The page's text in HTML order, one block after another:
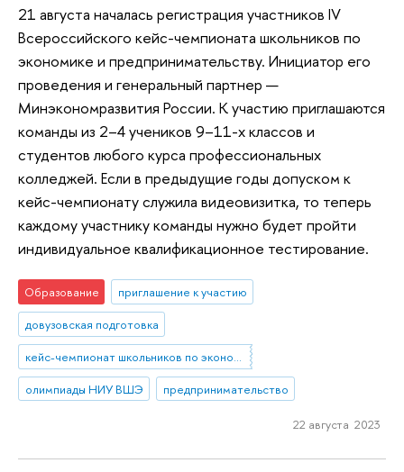
21 августа началась регистрация участников IV
Всероссийского кейс-чемпионата школьников по
экономике и предпринимательству. Инициатор его
проведения и генеральный партнер —
Минэкономразвития России. К участию приглашаются
команды из 2–4 учеников 9–11-х классов и
студентов любого курса профессиональных
колледжей. Если в предыдущие годы допуском к
кейс-чемпионату служила видеовизитка, то теперь
каждому участнику команды нужно будет пройти
индивидуальное квалификационное тестирование.
Образование
приглашение к участию
довузовская подготовка
кейс-чемпионат школьников по экономике и предпринимательству
олимпиады НИУ ВШЭ
предпринимательство
22 августа 2023